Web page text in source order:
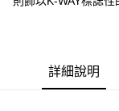
【關於「AFTEE先享
２．便利：只要手機
３．安心：先確認商
詳細說明